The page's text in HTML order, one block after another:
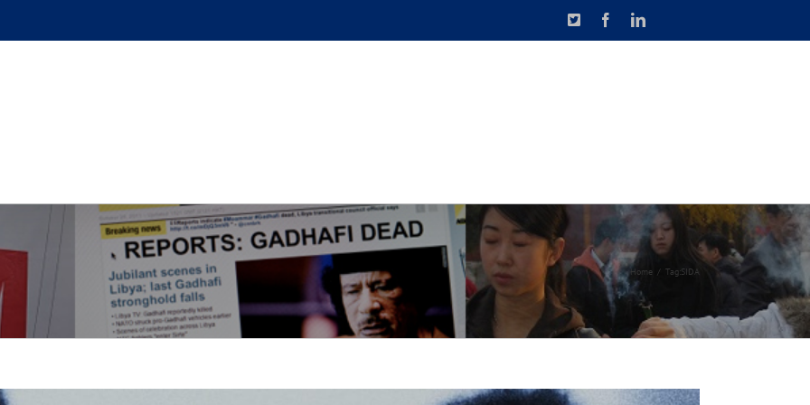
X FacebookLinkedIn
Home Tag:SIDA